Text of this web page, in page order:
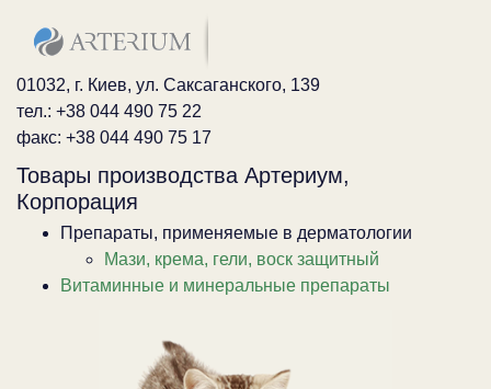
01032, г. Киев, ул. Саксаганского, 139
тел.: +38 044 490 75 22
факс: +38 044 490 75 17
Товары производства Артериум,
Корпорация
Препараты, применяемые в дерматологии
Мази, крема, гели, воск защитный
Витаминные и минеральные препараты